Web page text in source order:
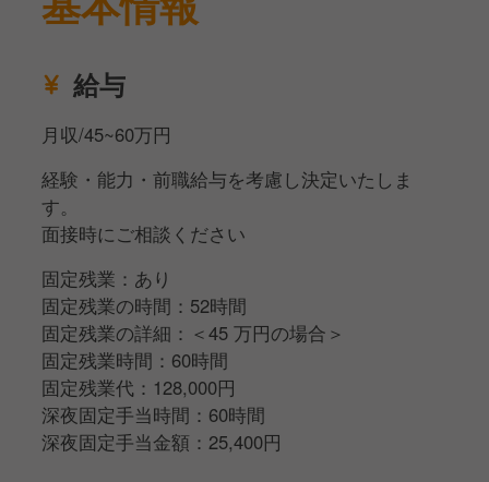
給与
月収/45~60万円
経験・能力・前職給与を考慮し決定いたしま
す。
面接時にご相談ください
固定残業：あり
固定残業の時間：52時間
固定残業の詳細：＜45 万円の場合＞
固定残業時間：60時間
固定残業代：128,000円
深夜固定手当時間：60時間
深夜固定手当金額：25,400円